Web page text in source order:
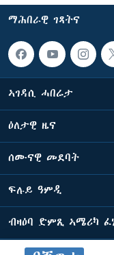
ማሕበራዊ ገጻትና
ኣገዳሲ ሓበሬታ
ዕለታዊ ዜና
ሰሙናዊ መደባት
ፍሉይ ዓምዲ
ብዛዕባ ድምጺ ኣሜሪካ